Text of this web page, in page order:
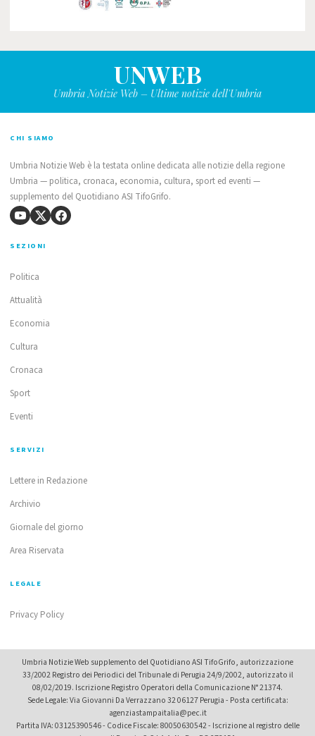
UNWEB
Umbria Notizie Web – Ultime notizie dell'Umbria
CHI SIAMO
Umbria Notizie Web è la testata online dedicata alle notizie della regione
Umbria — politica, cronaca, economia, cultura, sport ed eventi —
supplemento del Quotidiano ASI TifoGrifo.
SEZIONI
Politica
Attualità
Economia
Cultura
Cronaca
Sport
Eventi
SERVIZI
Lettere in Redazione
Archivio
Giornale del giorno
Area Riservata
LEGALE
Privacy Policy
Umbria Notizie Web supplemento del Quotidiano ASI TifoGrifo, autorizzazione
33/2002 Registro dei Periodici del Tribunale di Perugia 24/9/2002, autorizzato il
08/02/2019. Iscrizione Registro Operatori della Comunicazione N° 21374.
Sede Legale: Via Giovanni Da Verrazzano 32 06127 Perugia - Posta certificata:
agenziastampaitalia@pec.it
Partita IVA: 03125390546 - Codice Fiscale: 80050630542 - Iscrizione al registro delle